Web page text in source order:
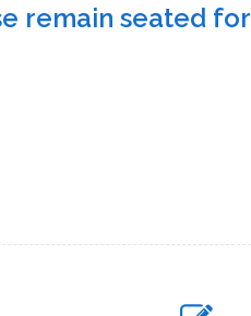
remain seated for